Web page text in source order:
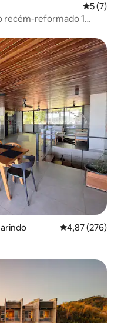
5 de
5 (7)
recém-reformado 1
4,87 de uma
4,87 (276)